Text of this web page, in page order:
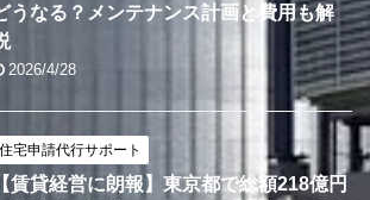
うなる？メンテナンス計画と費用も解
2026/4/28
住宅申請代行サポート
【賃貸経営に朗報】東京都で総額218億円